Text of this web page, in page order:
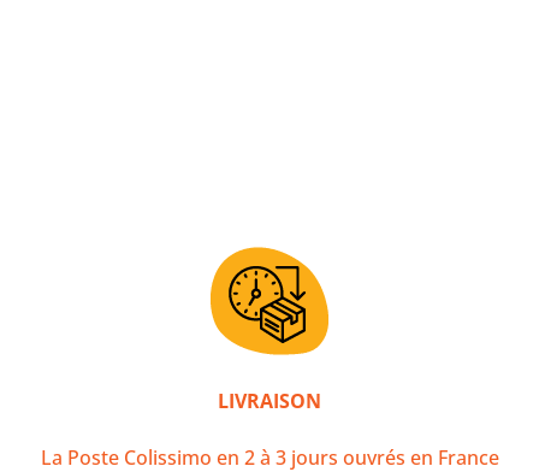
LIVRAISON
La Poste Colissimo en 2 à 3 jours ouvrés en France